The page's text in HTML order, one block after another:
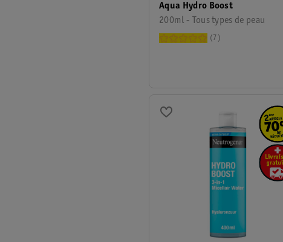
Aqua Hydro Boost
200ml - Tous types de peau
7